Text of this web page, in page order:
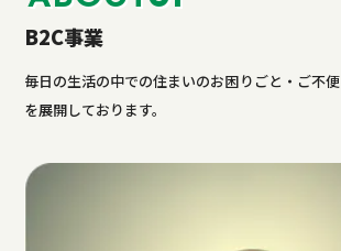
B2C事業
毎日の生活の中での住まいのお困りごと・ご不
を展開しております。